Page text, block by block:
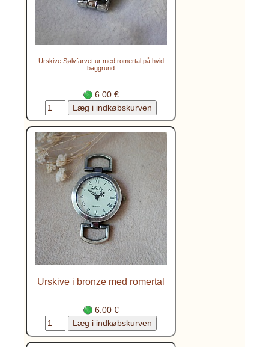
Urskive Sølvfarvet ur med romertal på hvid
baggrund
6.00 €
Urskive i bronze med romertal
6.00 €